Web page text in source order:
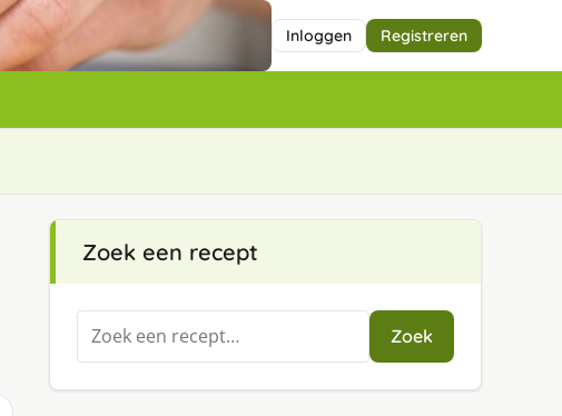
Inloggen Registreren
Zoek een recept
Zoeken
naar:
Zoek